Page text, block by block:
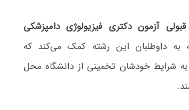
قبولی آزمون دکتری ﻓﻴﺰﻳﻮﻟﻮژی دامپزشکی
به داوطلبان این رشته کمک می‌کند که
به شرایط خودشان تخمینی از دانشگاه محل